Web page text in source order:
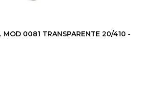
MOD 0081 TRANSPARENTE 20/410 -